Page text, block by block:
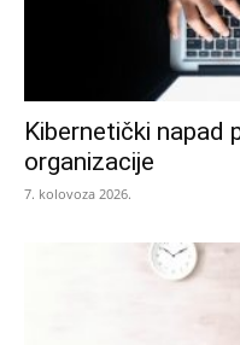
Kibernetički napad
organizacije
7. kolovoza 2026.